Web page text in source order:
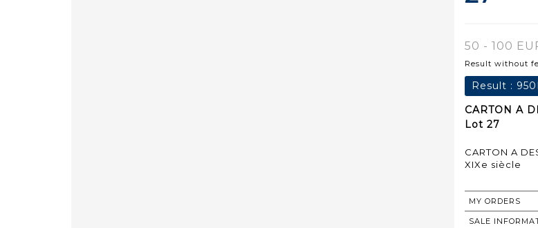
50 - 100
Result without
Result :
CARTON A
Lot 27
CARTON A
XIXe siècle
MY ORDERS
SALE